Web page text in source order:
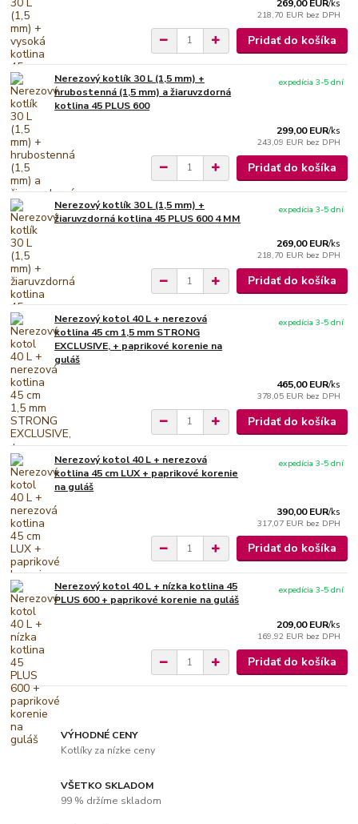
269,00 EUR/ks
218,70 EUR bez DPH
Pridať do košíka
Nerezový kotlík 30 L (1,5 mm) +
hrubostenná (1,5 mm) a žiaruvzdorná
kotlina 45 PLUS 600
299,00 EUR/ks
243,09 EUR bez DPH
expedícia 3-5 dní
Pridať do košíka
Nerezový kotlík 30 L (1,5 mm) +
žiaruvzdorná kotlina 45 PLUS 600 4 MM
269,00 EUR/ks
218,70 EUR bez DPH
expedícia 3-5 dní
Pridať do košíka
Nerezový kotol 40 L + nerezová
kotlina 45 cm 1,5 mm STRONG
EXCLUSIVE, + paprikové korenie na
guláš
465,00 EUR/ks
378,05 EUR bez DPH
expedícia 3-5 dní
Pridať do košíka
Nerezový kotol 40 L + nerezová
kotlina 45 cm LUX + paprikové korenie
na guláš
390,00 EUR/ks
317,07 EUR bez DPH
expedícia 3-5 dní
Pridať do košíka
Nerezový kotol 40 L + nízka kotlina 45
PLUS 600 + paprikové korenie na guláš
209,00 EUR/ks
169,92 EUR bez DPH
expedícia 3-5 dní
Pridať do košíka
VÝHODNÉ CENY
Kotlíky za nízke ceny
VŠETKO SKLADOM
99 % držíme skladom